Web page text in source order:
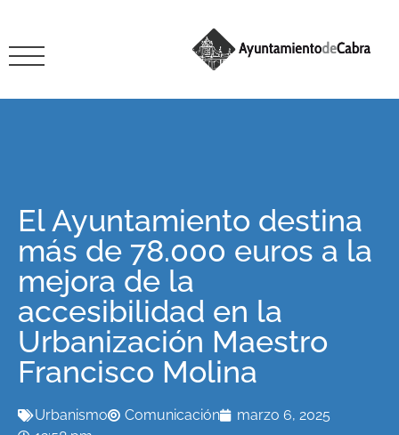
El Ayuntamiento destina
más de 78.000 euros a la
mejora de la
accesibilidad en la
Urbanización Maestro
Francisco Molina
Urbanismo Comunicación
marzo 6, 2025